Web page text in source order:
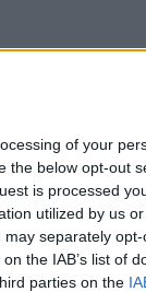
of your
the below opt-out
is processed
utilized by us
separately
the IAB’s list of
parties on the
και
σε
Παρόχων της